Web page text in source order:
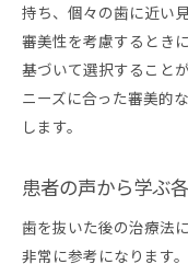
持ち、個々の歯に近い
審美性を考慮するとき
基づいて選択すること
ニーズに合った審美的
します。
患者の声から学ぶ
歯を抜いた後の治療法
非常に参考になります